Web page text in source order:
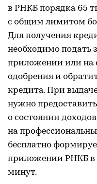
в РНКБ порядка 65
с общим лимитом
Для получения
необходимо подать
приложении или на
одобрения и
кредита. При
нужно
о состоянии
на
бесплатно
приложении РНКБ в
минут.